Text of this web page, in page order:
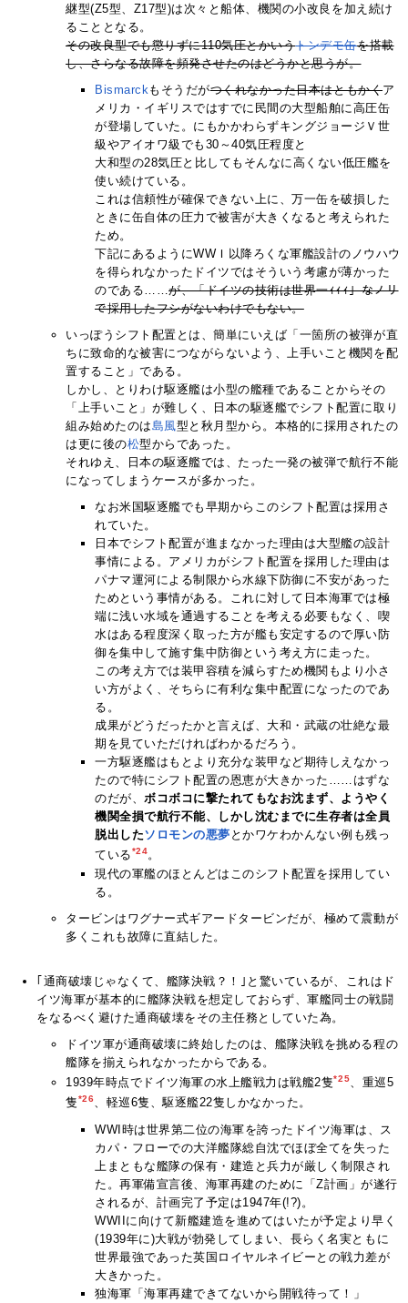
継型(Z5型、Z17型)は次々と船体、機関の小改良を加え続け
ることとなる。
その改良型でも懲りずに110気圧とかいうトンデモ缶を搭載
し、さらなる故障を頻発させたのはどうかと思うが。
Bismarckもそうだがつくれなかった日本はともかくア
メリカ・イギリスではすでに民間の大型船舶に高圧缶
が登場していた。にもかかわらずキングジョージＶ世
級やアイオワ級でも30～40気圧程度と
大和型の28気圧と比してもそんなに高くない低圧艦を
使い続けている。
これは信頼性が確保できない上に、万一缶を破損した
ときに缶自体の圧力で被害が大きくなると考えられた
ため。
下記にあるようにWWＩ以降ろくな軍艦設計のノウハウ
を得られなかったドイツではそういう考慮が薄かった
のである……が、「ドイツの技術は世界一ｨｨｨ」なノリ
で採用したフシがないわけでもない。
いっぽうシフト配置とは、簡単にいえば「一箇所の被弾が直
ちに致命的な被害につながらないよう、上手いこと機関を配
置すること」である。
しかし、とりわけ駆逐艦は小型の艦種であることからその
「上手いこと」が難しく、日本の駆逐艦でシフト配置に取り
組み始めたのは島風型と秋月型から。本格的に採用されたの
は更に後の松型からであった。
それゆえ、日本の駆逐艦では、たった一発の被弾で航行不能
になってしまうケースが多かった。
なお米国駆逐艦でも早期からこのシフト配置は採用さ
れていた。
日本でシフト配置が進まなかった理由は大型艦の設計
事情による。アメリカがシフト配置を採用した理由は
パナマ運河による制限から水線下防御に不安があった
ためという事情がある。これに対して日本海軍では極
端に浅い水域を通過することを考える必要もなく、喫
水はある程度深く取った方が艦も安定するので厚い防
御を集中して施す集中防御という考え方に走った。
この考え方では装甲容積を減らすため機関もより小さ
い方がよく、そちらに有利な集中配置になったのであ
る。
成果がどうだったかと言えば、大和・武蔵の壮絶な最
期を見ていただければわかるだろう。
一方駆逐艦はもとより充分な装甲など期待しえなかっ
たので特にシフト配置の恩恵が大きかった……はずな
のだが、ボコボコに撃たれてもなお沈まず、ようやく
機関全損で航行不能、しかし沈むまでに生存者は全員
脱出したソロモンの悪夢 とかワケわかんない例も残っ
ている*24。
現代の軍艦のほとんどはこのシフト配置を採用してい
る。
タービンはワグナー式ギアードタービンだが、極めて震動が
多くこれも故障に直結した。
｢通商破壊じゃなくて、艦隊決戦？！｣と驚いているが、これはド
イツ海軍が基本的に艦隊決戦を想定しておらず、軍艦同士の戦闘
をなるべく避けた通商破壊をその主任務としていた為。
ドイツ軍が通商破壊に終始したのは、艦隊決戦を挑める程の
艦隊を揃えられなかったからである。
1939年時点でドイツ海軍の水上艦戦力は戦艦2隻*25、重巡5
隻*26、軽巡6隻、駆逐艦22隻しかなかった。
WWI時は世界第二位の海軍を誇ったドイツ海軍は、ス
カパ・フローでの大洋艦隊総自沈でほぼ全てを失った
上まともな艦隊の保有・建造と兵力が厳しく制限され
た。再軍備宣言後、海軍再建のために「Z計画」が遂行
されるが、計画完了予定は1947年(!?)。
WWIIに向けて新艦建造を進めてはいたが予定より早く
(1939年に)大戦が勃発してしまい、長らく名実ともに
世界最強であった英国ロイヤルネイビーとの戦力差が
大きかった。
独海軍「海軍再建できてないから開戦待って！」